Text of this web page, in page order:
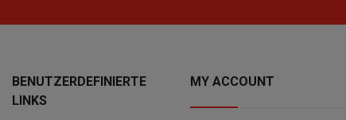
BENUTZERDEFINIERTE
LINKS
MY ACCOUNT